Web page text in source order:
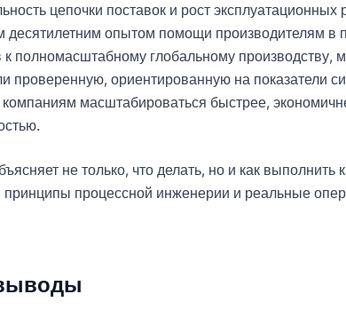
11 Лидия
Сейчас
цепочки поставок и рост эксплуатационных
десятилетним опытом помощи производителям в
к полномасштабному глобальному производству,
проверенную, ориентированную на показатели
компаниям масштабироваться быстрее,
не только, что делать, но и как выполнить
принципы процессной инженерии и реальные